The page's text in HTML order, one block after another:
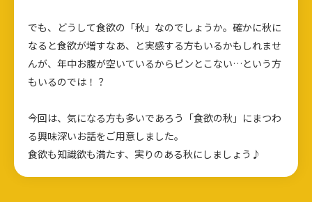
でも、どうして食欲の「秋」なのでしょうか。確かに秋に
なると食欲が増すなあ、と実感する方もいるかもしれませ
んが、年中お腹が空いているからピンとこない…という方
もいるのでは！？
今回は、気になる方も多いであろう「食欲の秋」にまつわ
る興味深いお話をご用意しました。
食欲も知識欲も満たす、実りのある秋にしましょう♪